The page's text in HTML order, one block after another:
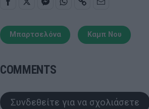
Μπαρτσελόνα Καμπ Νου
COMMENTS
Συνδεθείτε για να σχολιάσετε